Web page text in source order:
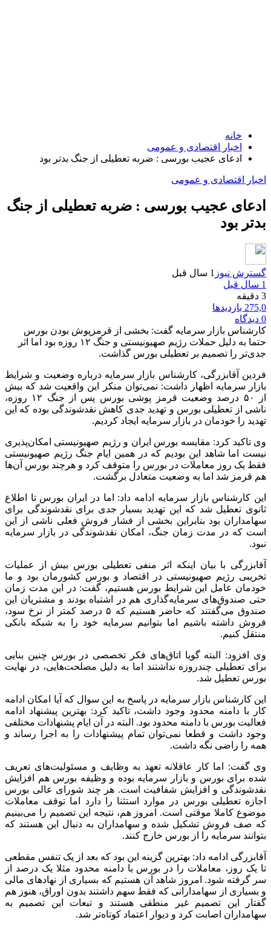
خانه
اخبار اقتصادی و عمومی
ادعای عجیب بورسی : ضربه تعطیلی از جنگ بدتر بود
اخبار اقتصادی و عمومی
ادعای عجیب بورسی : ضربه تعطیلی از جنگ
بدتر بود
گسترش نیوز 1 سال قبل
1 سال قبل
3 دقیقه
275,0 بازدیدها
0 دیدگاه
کارشناس بازار سرمایه گفت: بخشی از قرمزپوش بودن بورس
حتما به دلیل حملات رژیم صهیونیستی و جنگ ۱۲ روزه بود اما اثر
جدی‌تر را تصمیم بر تعطیلی بورس گذاشت.
فردین آقابزرگی، کارشناس بازار سرمایه درباره وضعیت و شرایط
بازار سرمایه اظهار داشت: نمی‌توان منکر این واقعیت شد که بیش
از ۵۰ درصد وضعیت قرمز پوشی بورس پس از جنگ ۱۲ روزه،
ناشی از تعطیلی بورس و تهدید جدی کاهش نقدشوندگی بوده که این
تهدید را خودمان در بازار سرمایه ایجاد کردیم.
وی تاکید کرد: مقایسه بورس ایران و رژیم صهیونیستی امکان‌پذیری
نیست اما شاهد این بودیم که در همین ایام جنگ رژیم صهیونیستی
فقط یک روز معاملات در بورس را متوقف کرد و هرچند بورس آن‌ها
هم قرمز شد اما به وضعیت متعادل برگشت.
این کارشناس بازار سرمایه ادامه داد: اما در ایران بورس تا اطلاع
ثانوی تعطیل شد که این تهدید بسیار جدی برای نقدشوندگی برای
سهامداران بود بنابراین بخشی از فشار فروش فعلی ناشی از این
است که در مدت زمان جنگ، امکان نقدشوندگی در بازار سرمایه
نبود.
آقابزرگی با بیان اینکه اثر منفی تعطیلی بورس بیش از عملیات
تخریبی رژیم صهیونیستی در اقتصاد و بورس کشورمان بود و ما
خودمان عامل این شرایط بورس هستیم، گفت: در این مدت زمان
حتی صندوق‌های سرمایه‌گذاری هم در اشتباه بودند و مشتریان این
صندوق می‌گفتند که حاضر هستیم که ۵ درصد کمتر از نرخ سود،
فروش داشته باشیم اما بتوانیم سرمایه خود را به شبکه بانکی
منتقل کنیم.
وی افزود: البته گویا اتاق‌های فکر تخصصی در بورس چنین بنایی
برای تعطیلی چندروزه نداشتند اما به دلیل مصلحت‌هایی، در نهایت
بورس تعطیل شد.
این کارشناس بازار سرمایه در پاسخ به این سوال که آیا امکان ادامه
کار با دامنه محدود وجود داشت، تاکید کرد: بهترین پیشنهاد ادامه
فعالیت بورس با دامنه محدود بود. البته در آن ایام پشنهادات مختلفی
وجود داشت و قطعا نمی‌توان تمام پیشنهادات را به اجرا رساند و
همه را راضی نگه داشت.
وی گفت: اما کار عاقلانه تعهد به وظایف و مسئولیت‌های تعریف
شده برای بورس و بازار سرمایه بوده و وظیفه بورس هم افزایش
نقدشوندگی و افزایش شفافیت است. هر چند شورای عالی بورس
اجازه تعطیلی بورس در موارد استثنا را دارد اما توقف معاملات
موضوع کاملا موقتی است. امروز هم، نتیجه این تصمیم را می‌بینیم
که صف فروش تشکیل شده و سهامداران به دنبال این هستند که
بتوانند سرمایه را از بورس خارج کنند.
آقابزرگی ادامه داد: بهترین گزینه این بود که بعد از یک تنفس مقطعی
تا یک روز، معاملات را در بورس با دامنه محدود مثلا یک درصد از
سر گرفته شود. امروز شاهد آن هستیم که بسیاری از نهادهای مالی
و بسیاری از سهامدارانی که فقط سهم داشتند بدون اوراق، هنوز هم
گفتار این تصمیم غیر منطقی هستند و تبعات این تصمیم به
سهامداران اصابت کرد و دیوار اعتماد کوتاه‌تر شد.